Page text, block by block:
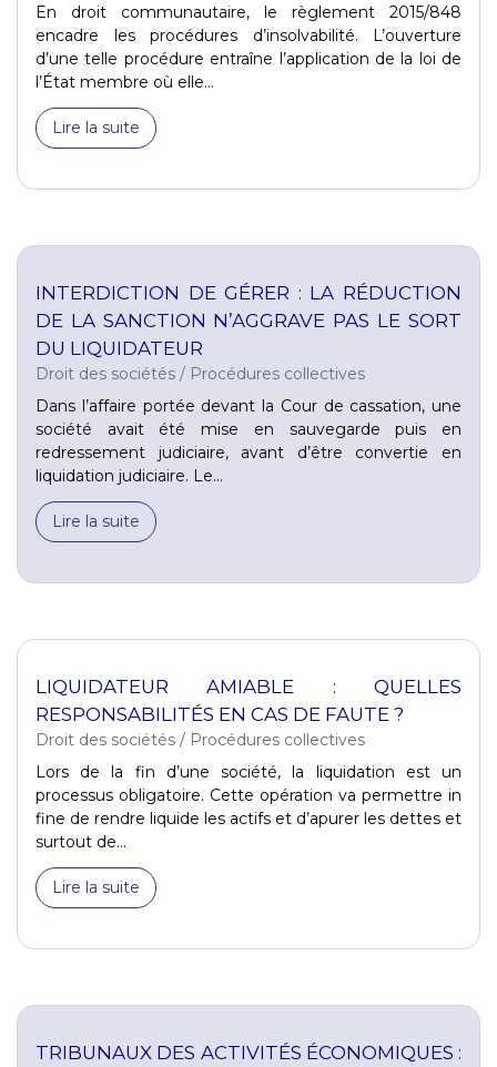
En droit communautaire, le règlement 2015/848
encadre les procédures d’insolvabilité. L’ouverture
d’une telle procédure entraîne l’application de la loi de
l’État membre où elle...
Lire la suite
INTERDICTION DE GÉRER : LA RÉDUCTION
DE LA SANCTION N’AGGRAVE PAS LE SORT
DU LIQUIDATEUR
Droit des sociétés / Procédures collectives
Dans l’affaire portée devant la Cour de cassation, une
société avait été mise en sauvegarde puis en
redressement judiciaire, avant d’être convertie en
liquidation judiciaire. Le...
Lire la suite
LIQUIDATEUR AMIABLE : QUELLES
RESPONSABILITÉS EN CAS DE FAUTE ?
Droit des sociétés / Procédures collectives
Lors de la fin d’une société, la liquidation est un
processus obligatoire. Cette opération va permettre in
fine de rendre liquide les actifs et d’apurer les dettes et
surtout de...
Lire la suite
TRIBUNAUX DES ACTIVITÉS ÉCONOMIQUES :